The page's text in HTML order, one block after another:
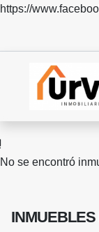
https://
No se encontró
INMUEBLES